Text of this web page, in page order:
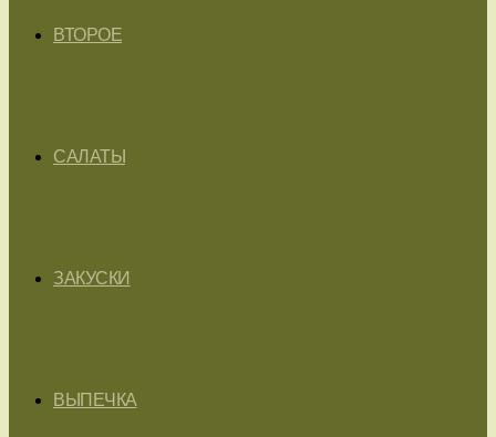
ВТОРОЕ
САЛАТЫ
ЗАКУСКИ
ВЫПЕЧКА